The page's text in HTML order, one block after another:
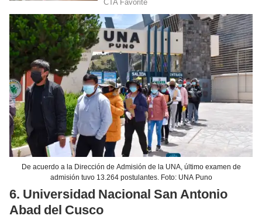
De acuerdo a la Dirección de Admisión de la UNA, último examen de
admisión tuvo 13.264 postulantes. Foto: UNA Puno
6. Universidad Nacional San Antonio
Abad del Cusco